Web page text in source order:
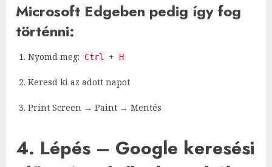
Microsoft Edgeben pedig így fog
történni:
Nyomd meg: Ctrl + H
Keresd ki az adott napot
Print Screen → Paint → Mentés
4. Lépés – Google keresési